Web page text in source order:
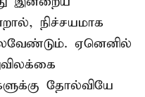
நிச்சயமாக
ஏனெனில்
தோல்வியே